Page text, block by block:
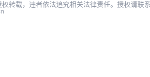
转载，违者依法追究相关法律责任。授权请联